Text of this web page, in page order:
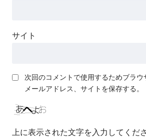
サイト
次回のコメントで使用するためブラウ
メールアドレス、サイトを保存する。
上に表示された文字を入力してくだ